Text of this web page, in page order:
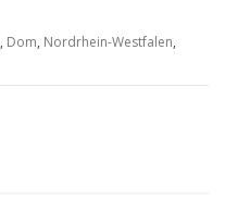
, Dom, Nordrhein-Westfalen,